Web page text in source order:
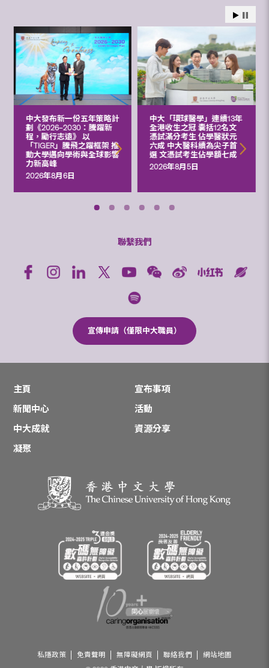
中大發布新一份五年策略計
劃《2026‒2030：騰躍新
程，勵行志遠》 以
「TIGER」騰飛之躍框架 推
動大學邁向學術與全球影響
力新高峰
2026年8月6日
中大「環球醫學」連續13年
全港收生之冠 囊括12名文
憑試滿分考生 佔學醫狀元
六成 中大醫科續為尖子首
選 文憑試考生佔學額七成
2026年8月5日
聯繫我們
宣傳申請（僅限中大職員）
主頁
宣布事項
新聞中心
活動
中大成就
資源分享
凝聚
私隱政策 免責聲明 無障礙網頁 聯絡我們
網站地圖